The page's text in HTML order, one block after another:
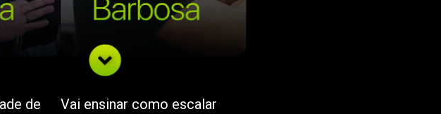
de
Vai ensinar como escalar